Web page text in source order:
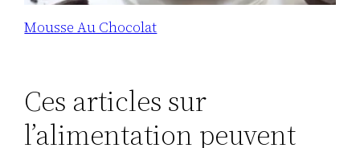
Mousse Au Chocolat
Ces articles sur
l’alimentation peuvent